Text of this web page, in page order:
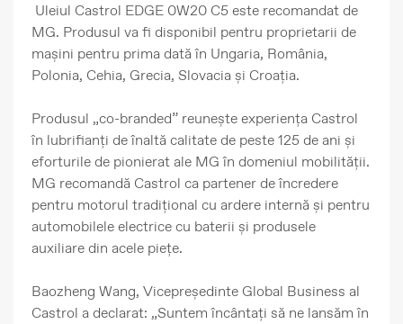
Uleiul Castrol EDGE 0W20 C5 este recomandat de
MG. Produsul va fi disponibil pentru proprietarii de
mașini pentru prima dată în Ungaria, România,
Polonia, Cehia, Grecia, Slovacia și Croația.
Produsul „co-branded” reunește experiența Castrol
în lubrifianți de înaltă calitate de peste 125 de ani și
eforturile de pionierat ale MG în domeniul mobilității.
MG recomandă Castrol ca partener de încredere
pentru motorul tradițional cu ardere internă și pentru
automobilele electrice cu baterii și produsele
auxiliare din acele piețe.
Baozheng Wang, Vicepreședinte Global Business al
Castrol a declarat: „Suntem încântați să ne lansăm în